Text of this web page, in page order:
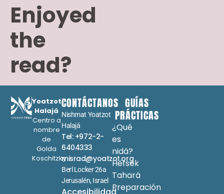
Enjoyed
the
read?
Yoatzot
Halajá
Centro a
nombre
de
Golda
Koschitzky
CONTÁCTANOS
Nishmat Yoatzot
Halajá
Tel: +972-2-
6404333
misrad@yoatzot.org
Berl Locker 26a
Jerusalén, Israel
GUÍAS
PRÁCTICAS
¿Qué
es
nidá?
Hefsek
Tahará
Preparación